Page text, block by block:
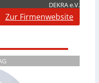
DEKRA e.V.
Zur Firmenwebsite